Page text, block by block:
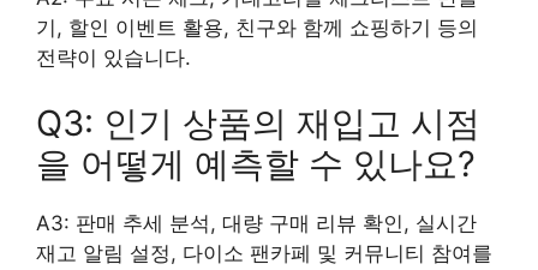
기, 할인 이벤트 활용, 친구와 함께 쇼핑하기 등의
전략이 있습니다.
Q3: 인기 상품의 재입고 시점
을 어떻게 예측할 수 있나요?
A3: 판매 추세 분석, 대량 구매 리뷰 확인, 실시간
재고 알림 설정, 다이소 팬카페 및 커뮤니티 참여를